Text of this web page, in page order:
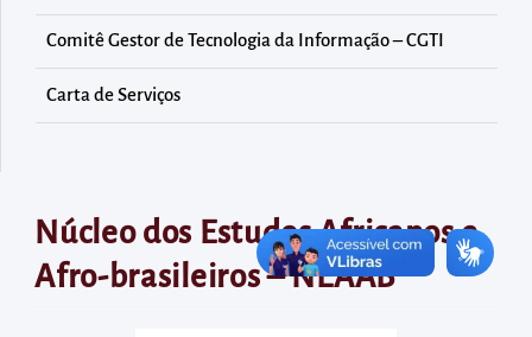
internas
Acessar
no
Núcleo dos Estudos Africanos e
Afro-brasileiros – NEAAB
Comitê Gestor de Tecnologia da Informação – CGTI
Carta de Serviços